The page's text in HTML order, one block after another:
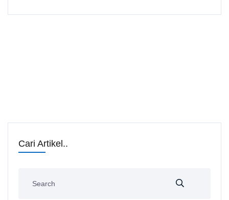
Cari Artikel..